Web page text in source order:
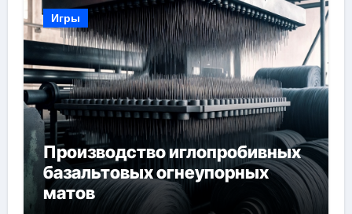
Игры
Производство иглопробивных
базальтовых огнеупорных
матов